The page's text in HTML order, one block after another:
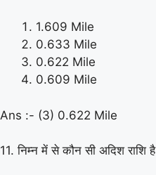
1.609 Mile
0.633 Mile
0.622 Mile
0.609 Mile
Ans :- (3) 0.622 Mile
11. निम्न में से कौन सी अदिश राशि है